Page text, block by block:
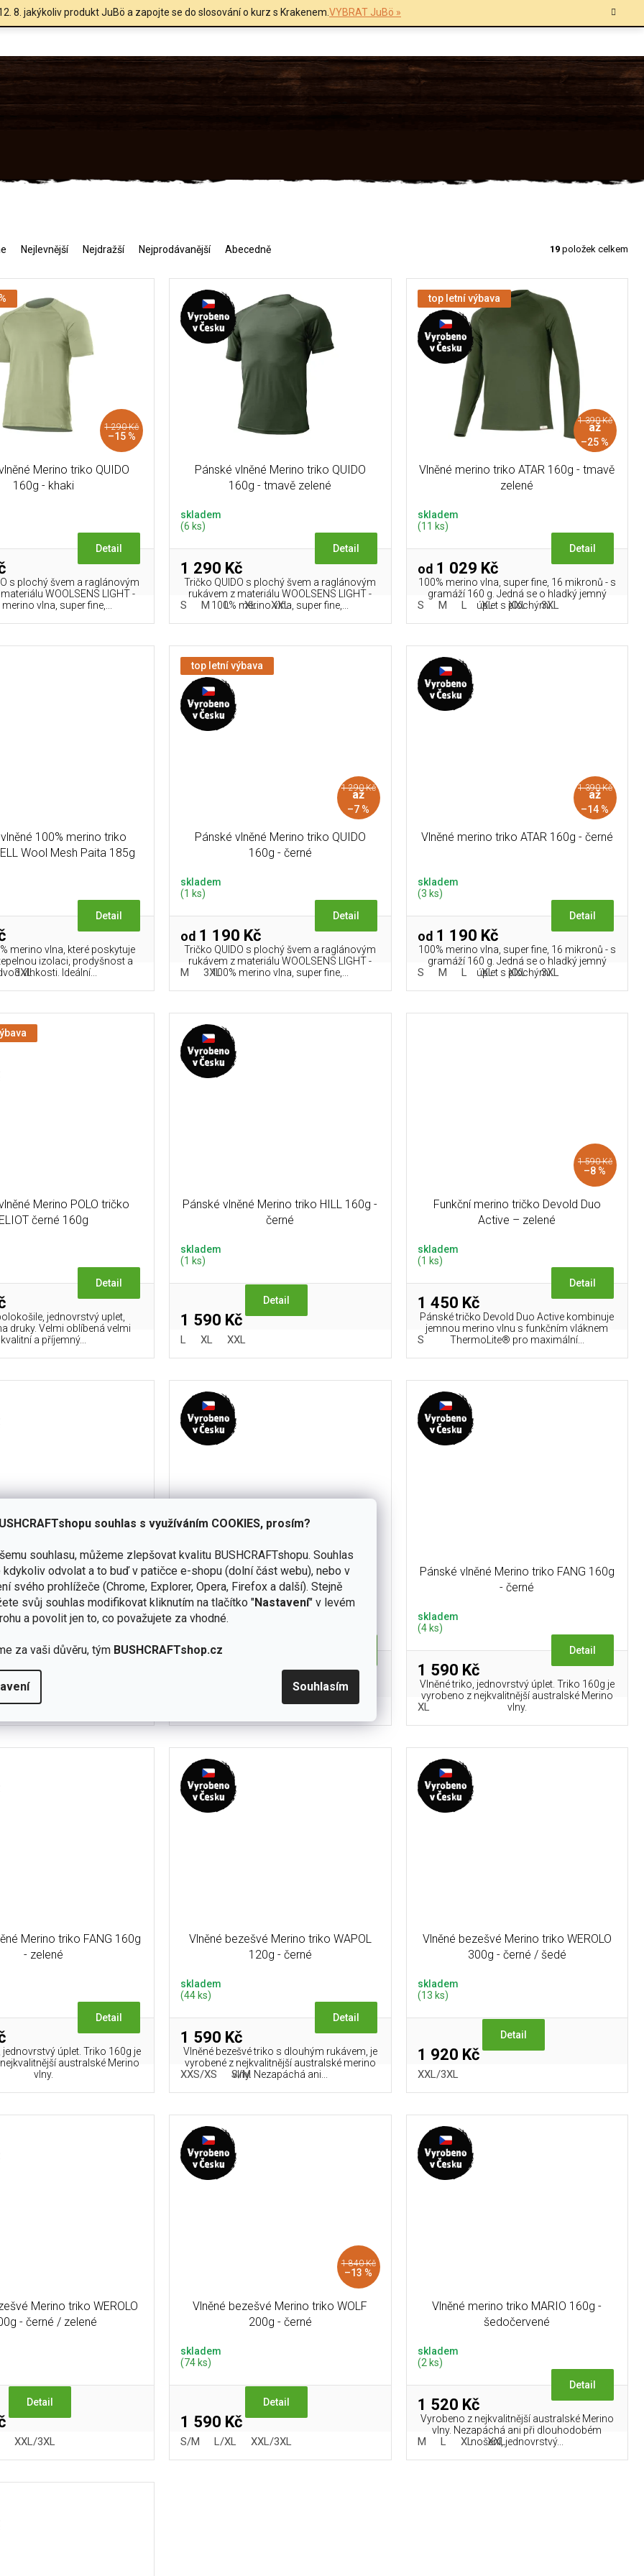
souhlas s využíváním COOKIES, prosím?
souhlasu, můžeme zlepšovat kvalitu BUSHCRAFTshopu. Souhlas
kdykoliv odvolat a to buď v patičce e-shopu (dolní část webu), nebo v
svého prohlížeče (Chrome, Explorer, Opera, Firefox a další). Stejně
svůj souhlas modifikovat kliknutím na tlačítko "Nastavení" v levém
a povolit jen to, co považujete za vhodné.
za vaši důvěru, tým BUSHCRAFTshop.cz
Souhlasím
8. jakýkoliv produkt JuBö a zapojte se do slosování o kurz s Krakenem.VYBRAT JuBö »
Nejlevnější Nejdražší Nejprodávanější Abecedně 19 položek celkem
1 290 Kč
–15 %
Merino triko QUIDO
160g - khaki
Detail
s plochý švem a raglánovým
WOOLSENS LIGHT -
merino vlna, super fine,...
Pánské vlněné Merino triko QUIDO
160g - tmavě zelené
skladem
(6 ks)
1 290 Kč
Detail
Tričko QUIDO s plochý švem a raglánovým
rukávem z materiálu WOOLSENS LIGHT -
100% merino vlna, super fine,...
S M L XL XXL
top letní výbava
1 390 Kč
až
–25 %
Vlněné merino triko ATAR 160g - tmavě
zelené
skladem
(11 ks)
od1 029 Kč
Detail
100% merino vlna, super fine, 16 mikronů - s
gramáží 160 g. Jedná se o hladký jemný
úplet s plochými...
S M L XL XXL 3XL
100% merino triko
Wool Mesh Paita 185g
Detail
merino vlna, které poskytuje
izolaci, prodyšnost a
vlhkosti. Ideální...
3XL
top letní výbava
1 290 Kč
až
–7 %
Pánské vlněné Merino triko QUIDO
160g - černé
skladem
(1 ks)
od 1 190 Kč
Detail
Tričko QUIDO s plochý švem a raglánovým
rukávem z materiálu WOOLSENS LIGHT -
100% merino vlna, super fine,...
M 3XL
1 390 Kč
až
–14 %
Vlněné merino triko ATAR 160g - černé
skladem
(3 ks)
od1 190 Kč
Detail
100% merino vlna, super fine, 16 mikronů - s
gramáží 160 g. Jedná se o hladký jemný
úplet s plochými...
S M L XL XXL 3XL
Merino POLO tričko
ELIOT černé 160g
Detail
jednovrstvý uplet,
druky. Velmi oblíbená velmi
kvalitní a příjemný...
Pánské vlněné Merino triko HILL 160g -
černé
skladem
(1 ks)
1 590 Kč
Detail
L XL XXL
1 590 Kč
–8 %
Funkční merino tričko Devold Duo
Active – zelené
skladem
(1 ks)
1 450 Kč
Detail
Pánské tričko Devold Duo Active kombinuje
jemnou merino vlnu s funkčním vláknem
ThermoLite® pro maximální...
S
Merino POLO tričko
zelené 160g
Detail
jednovrstvý uplet,
kvalitní a příjemný...
Pánské vlněné Merino tričko LUCAS
černé 160g
skladem
Triko s potiskem s raglánovým rukávem,
LIGHT – 100% merino vlna, super...
Pánské vlněné Merino triko FANG 160g
- černé
skladem
(4 ks)
1 590 Kč
Detail
Vlněné triko, jednovrstvý úplet. Triko 160g je
vyrobeno z nejkvalitnější australské Merino
vlny.
XL
Merino triko FANG 160g
- zelené
Detail
jednovrstvý úplet. Triko 160g je
australské Merino
vlny.
Vlněné bezešvé Merino triko WAPOL
120g - černé
skladem
(44 ks)
1 590 Kč
Detail
Vlněné bezešvé triko s dlouhým rukávem, je
vyrobené z nejkvalitnější australské merino
vlny. Nezapáchá ani...
XXS/XS S/M
Vlněné bezešvé Merino triko WEROLO
300g - černé / šedé
skladem
(13 ks)
1 920 Kč
Detail
XXL/3XL
Merino triko WEROLO
- černé / zelené
Detail
XXL/3XL
1 840 Kč
–13 %
Vlněné bezešvé Merino triko WOLF
200g - černé
skladem
(74 ks)
1 590 Kč
Detail
S/M L/XL XXL/3XL
Vlněné merino triko MARIO 160g -
šedočervené
skladem
(2 ks)
1 520 Kč
Detail
Vyrobeno z nejkvalitnější australské Merino
vlny. Nezapáchá ani při dlouhodobém
nošení, jednovrstvý...
M L XL XXL